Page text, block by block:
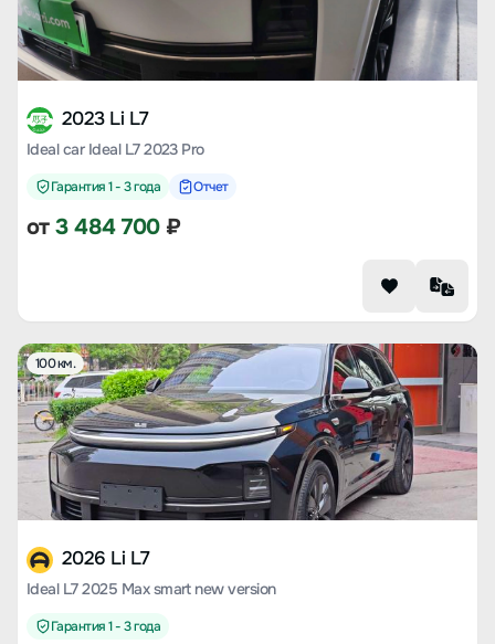
2023 Li L7
Ideal car Ideal L7 2023 Pro
Гарантия 1 - 3 года Отчет
от3 484 700₽
100 км.
2026 Li L7
Ideal L7 2025 Max smart new version
Гарантия 1 - 3 года